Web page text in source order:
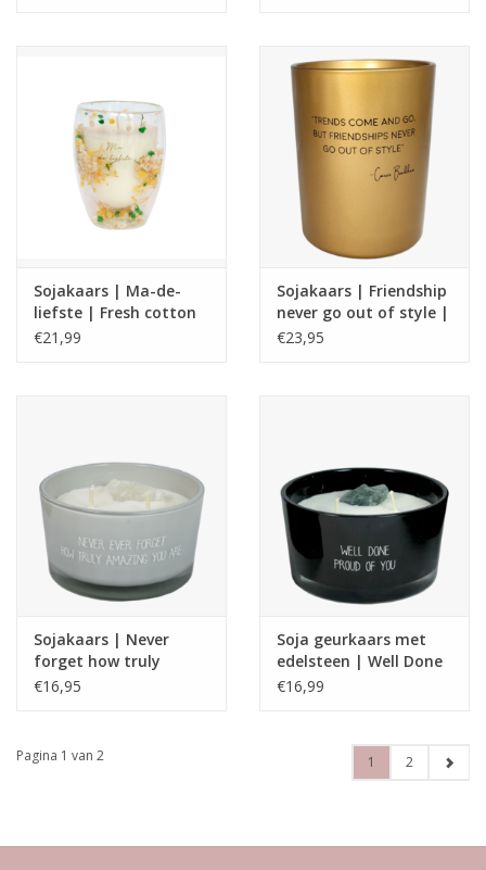
Sojakaars | Ma-de-
liefste | Fresh cotton
€21,99
Sojakaars | Friendship
never go out of style |
Carrie Bradshaw | My
€23,95
Sojakaars | Never
forget how truly
amazing you are
€16,95
Soja geurkaars met
edelsteen | Well Done
| My Flame
€16,99
Pagina 1 van 2 1 2